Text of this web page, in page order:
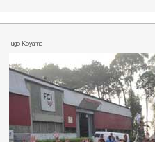
Iugo Koyama